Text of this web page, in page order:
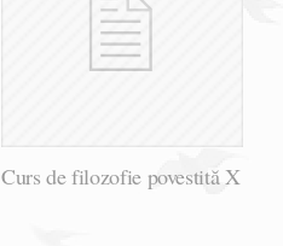
Curs de filozofie povestită X